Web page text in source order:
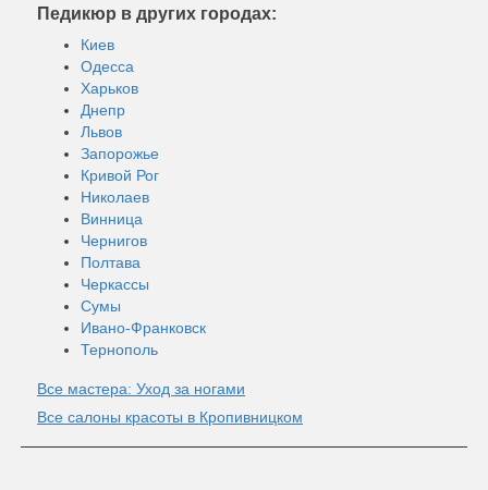
Педикюр в других городах:
Киев
Одесса
Харьков
Днепр
Львов
Запорожье
Кривой Рог
Николаев
Винница
Чернигов
Полтава
Черкассы
Сумы
Ивано-Франковск
Тернополь
Все мастера: Уход за ногами
Все салоны красоты в Кропивницком